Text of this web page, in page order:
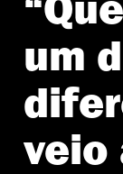
um
veio